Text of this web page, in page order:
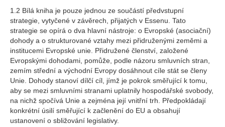
1.2 Bílá kniha je pouze jednou ze součástí předvstupní
strategie, vytyčené v závěrech, přijatých v Essenu. Tato
strategie se opírá o dva hlavní nástroje: o Evropské (asociační)
dohody a o strukturované vztahy mezi přidruženými zeměmi a
institucemi Evropské unie. Přidružené členství, založené
Evropskými dohodami, pomůže, podle názoru smluvních stran,
zemím střední a východní Evropy dosáhnout cíle stát se členy
Unie. Dohody stanoví dílčí cíl, jímž je pokrok směřující k tomu,
aby se mezi smluvními stranami uplatnily hospodářské svobody,
na nichž spočívá Unie a zejména její vnitřní trh. Předpokládají
konkrétní úsilí směřující k začlenění do EU a obsahují
ustanovení o sbližování legislativy.